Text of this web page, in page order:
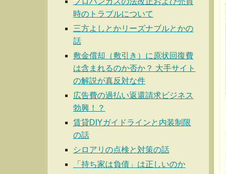
時のトラブルについて
三方よしとかリーズナブルとかの
話
敷金償却（敷引き）に原状回復費
は含まれるのか否か？ 大手サイト
の解説が真反対な件
広告費の過払い返還請求ビジネス
勃興！？
賃貸DIYガイドラインと内装制限
の話
シロアリの点検と対策の話
「持ち家は負債」は正しいのか